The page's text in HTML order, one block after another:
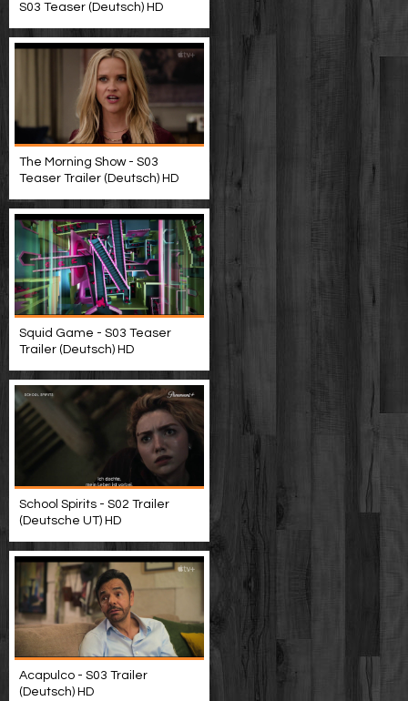
S03 Teaser (Deutsch) HD
The Morning Show - S03
Teaser Trailer (Deutsch) HD
Squid Game - S03 Teaser
Trailer (Deutsch) HD
School Spirits - S02 Trailer
(Deutsche UT) HD
Acapulco - S03 Trailer
(Deutsch) HD